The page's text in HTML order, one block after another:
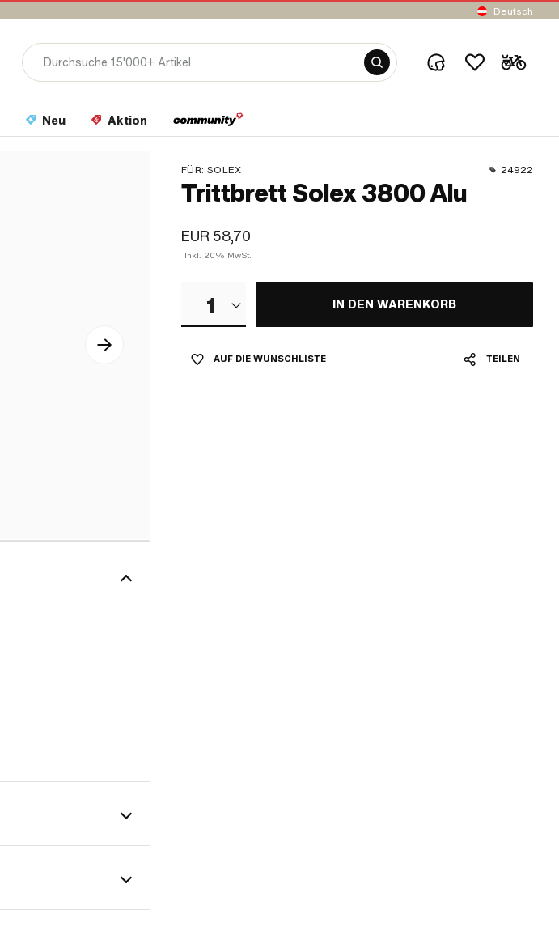
Deutsch
Neu Aktion
FÜR: SOLEX 24922
Trittbrett Solex 3800 Alu
EUR 58,70
Inkl. 20% MwSt.
1 IN DEN WARENKORB
AUF DIE WUNSCHLISTE TEILEN